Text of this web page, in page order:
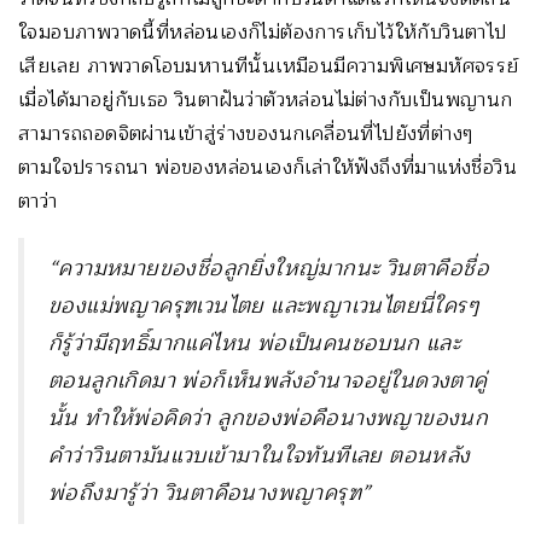
ใจมอบภาพวาดนี้ที่หล่อนเองก็ไม่ต้องการเก็บไว้ให้กับวินตาไป
เสียเลย ภาพวาดโอบมหานทีนั้นเหมือนมีความพิเศษมหัศจรรย์
เมื่อได้มาอยู่กับเธอ วินตาฝันว่าตัวหล่อนไม่ต่างกับเป็นพญานก
สามารถถอดจิตผ่านเข้าสู่ร่างของนกเคลื่อนที่ไปยังที่ต่างๆ
ตามใจปรารถนา พ่อของหล่อนเองก็เล่าให้ฟังถึงที่มาแห่งชื่อวิน
ตาว่า
“ความหมายของชื่อลูกยิ่งใหญ่มากนะ วินตาคือชื่อ
ของแม่พญาครุฑเวนไตย และพญาเวนไตยนี่ใครๆ
ก็รู้ว่ามีฤทธิ์มากแค่ไหน พ่อเป็นคนชอบนก และ
ตอนลูกเกิดมา พ่อก็เห็นพลังอำนาจอยู่ในดวงตาคู่
นั้น ทำให้พ่อคิดว่า ลูกของพ่อคือนางพญาของนก
คำว่าวินตามันแวบเข้ามาในใจทันทีเลย ตอนหลัง
พ่อถึงมารู้ว่า วินตาคือนางพญาครุฑ”